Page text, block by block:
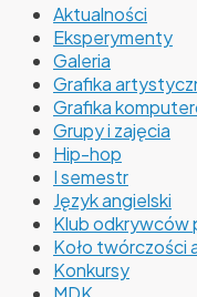
Aktualności
Eksperymenty
Galeria
Grafika
Grafika
Grupy i zajęcia
Hip-hop
I semestr
Język angielski
Klub odkrywców
Koło twórczości
Konkursy